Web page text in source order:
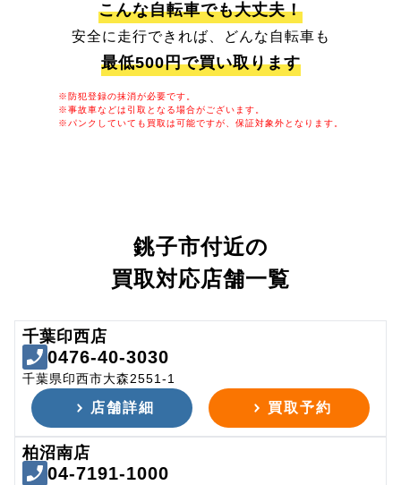
こんな自転車でも大丈夫！
安全に走行できれば、どんな自転車も
最低500円で買い取ります
※防犯登録の抹消が必要です。
※事故車などは引取となる場合がございます。
※パンクしていても買取は可能ですが、保証対象外となります。
銚子市付近の
買取対応店舗一覧
千葉印西店
0476-40-3030
千葉県印西市大森2551-1
店舗詳細 買取予約
柏沼南店
04-7191-1000